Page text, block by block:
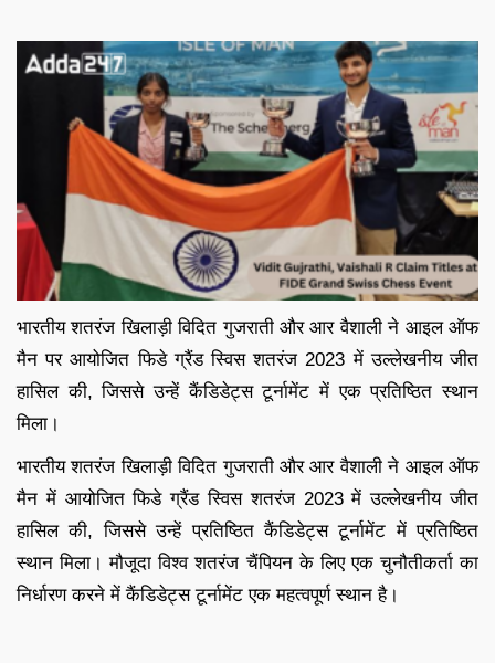
भारतीय शतरंज खिलाड़ी विदित गुजराती और आर वैशाली ने आइल ऑफ
मैन पर आयोजित फिडे ग्रैंड स्विस शतरंज 2023 में उल्लेखनीय जीत
हासिल की, जिससे उन्हें कैंडिडेट्स टूर्नामेंट में एक प्रतिष्ठित स्थान
मिला।
भारतीय शतरंज खिलाड़ी विदित गुजराती और आर वैशाली ने आइल ऑफ
मैन में आयोजित फिडे ग्रैंड स्विस शतरंज 2023 में उल्लेखनीय जीत
हासिल की, जिससे उन्हें प्रतिष्ठित कैंडिडेट्स टूर्नामेंट में प्रतिष्ठित
स्थान मिला। मौजूदा विश्व शतरंज चैंपियन के लिए एक चुनौतीकर्ता का
निर्धारण करने में कैंडिडेट्स टूर्नामेंट एक महत्वपूर्ण स्थान है।